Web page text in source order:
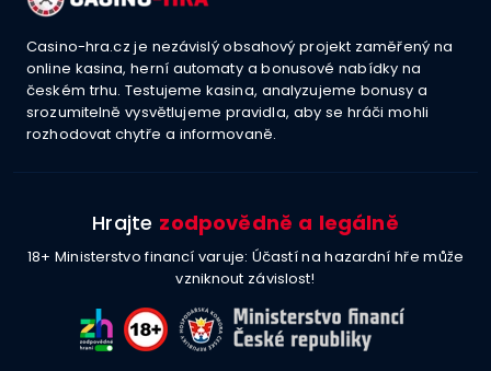
Casino-hra.cz je nezávislý obsahový projekt zaměřený na
online kasina, herní automaty a bonusové nabídky na
českém trhu. Testujeme kasina, analyzujeme bonusy a
srozumitelně vysvětlujeme pravidla, aby se hráči mohli
rozhodovat chytře a informovaně.
Hrajte zodpovědně a legálně
18+ Ministerstvo financí varuje: Účastí na hazardní hře může
vzniknout závislost!